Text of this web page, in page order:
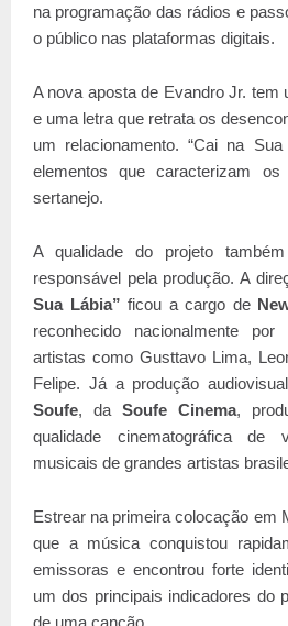
na programação das rádios e
o público nas plataformas digitais.
A nova aposta de Evandro Jr. tem
e uma letra que retrata os
um relacionamento. “Cai na
elementos que caracterizam
sertanejo.
A qualidade do projeto
responsável pela produção. A
Sua Lábia” ficou a cargo de
reconhecido nacionalmente
artistas como Gusttavo Lima,
Felipe. Já a produção
Soufe, da Soufe Cinema,
qualidade cinematográfica de
musicais de grandes artistas
Estrear na primeira colocação em
que a música conquistou
emissoras e encontrou forte
um dos principais indicadores do
de uma canção.